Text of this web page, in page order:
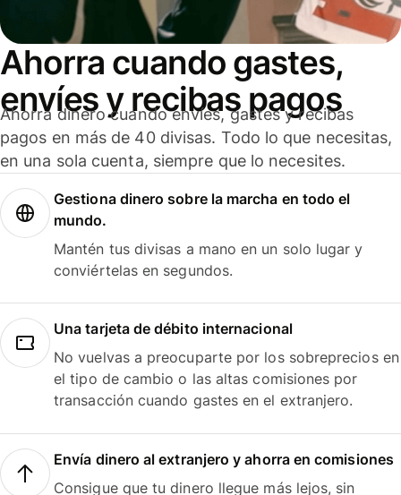
Ahorra cuando gastes,
envíes y recibas pagos
Ahorra dinero cuando envíes, gastes y recibas
pagos en más de 40 divisas. Todo lo que necesitas,
en una sola cuenta, siempre que lo necesites.
Gestiona dinero sobre la marcha en todo el
mundo.
Mantén tus divisas a mano en un solo lugar y
conviértelas en segundos.
Una tarjeta de débito internacional
No vuelvas a preocuparte por los sobreprecios en
el tipo de cambio o las altas comisiones por
transacción cuando gastes en el extranjero.
Envía dinero al extranjero y ahorra en comisiones
Consigue que tu dinero llegue más lejos, sin